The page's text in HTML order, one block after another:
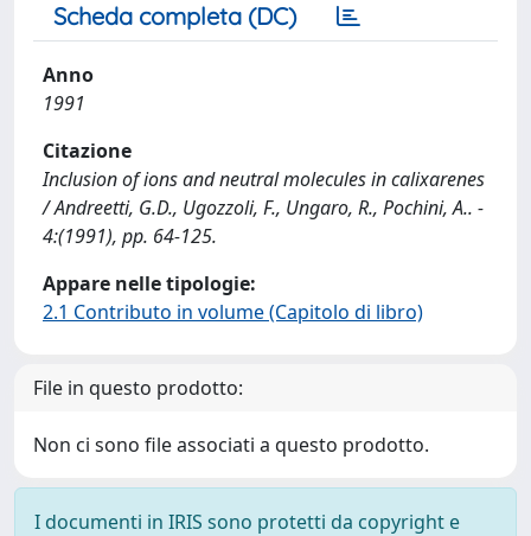
Scheda completa (DC)
Anno
1991
Citazione
Inclusion of ions and neutral molecules in calixarenes
/ Andreetti, G.D., Ugozzoli, F., Ungaro, R., Pochini, A.. -
4:(1991), pp. 64-125.
Appare nelle tipologie:
2.1 Contributo in volume (Capitolo di libro)
File in questo prodotto:
Non ci sono file associati a questo prodotto.
I documenti in IRIS sono protetti da copyright e